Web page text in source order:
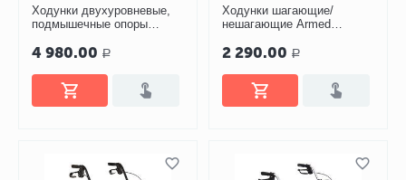
Ходунки двухуровневые,
подмышечные опоры
4 980.00 Р
Ходунки шагающие/
нешагающие Armed
2 290.00 Р